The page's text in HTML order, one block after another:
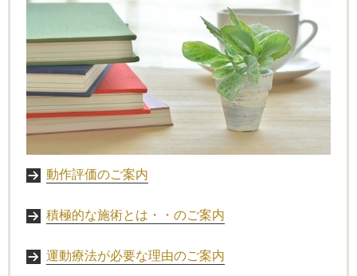
動作評価のご案内
積極的な施術とは・・のご案内
運動療法が必要な理由のご案内